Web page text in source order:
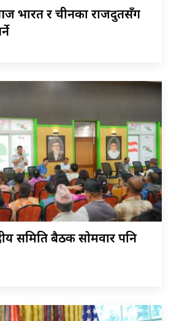
आज भारत र चीनका राजदुतसँग
समिति बैठक साेमवार पनि